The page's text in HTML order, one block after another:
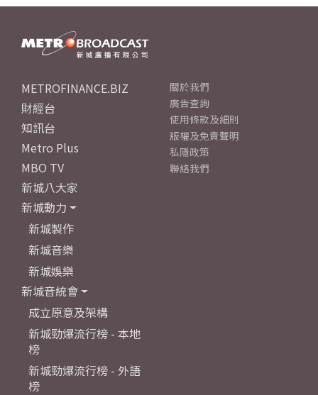
METROFINANCE.BIZ
財經台
知訊台
Metro Plus
MBO TV
新城八大家
新城動力
新城製作
新城音樂
新城娛樂
新城音統會
成立原意及架構
新城勁爆流行榜 - 本地
榜
新城勁爆流行榜 - 外語
榜
關於我們
廣告查詢
使用條款及細則
版權及免責聲明
私隱政策
聯絡我們